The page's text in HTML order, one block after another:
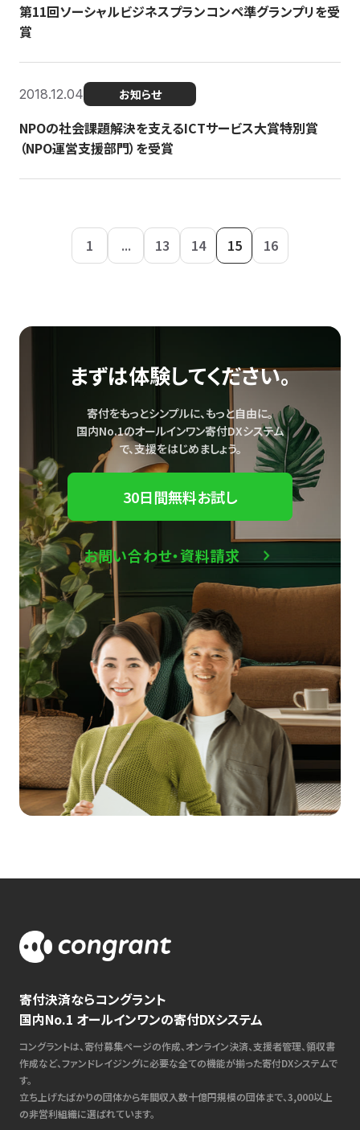
第11回ソーシャルビジネスプランコンペ準グランプリを受
賞
2018.12.04 お知らせ
NPOの社会課題解決を支えるICTサービス大賞特別賞
（NPO運営支援部門）を受賞
1 ... 13 14 15 16
まずは体験してください。
寄付をもっとシンプルに、もっと自由に。
国内No.1のオールインワン寄付DXシステム
で、支援をはじめましょう。
30日間無料お試し
お問い合わせ・資料請求
寄付決済ならコングラント
国内No.1 オールインワンの寄付DXシステム
コングラントは、寄付募集ページの作成、オンライン決済、支援者管理、領収書
作成など、ファンドレイジングに必要な全ての機能が揃った寄付DXシステムで
す。
立ち上げたばかりの団体から年間収入数十億円規模の団体まで、3,000以上
の非営利組織に選ばれています。